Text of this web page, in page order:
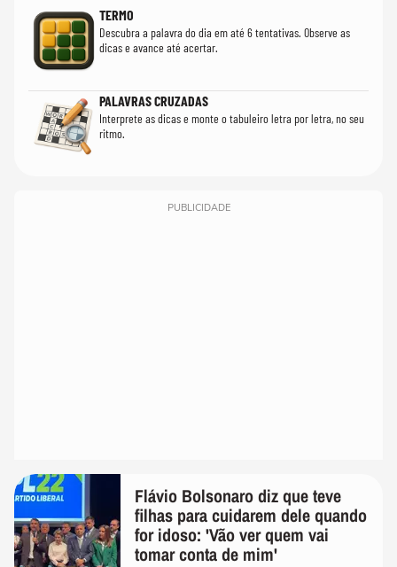
TERMO
Descubra a palavra do dia em até 6 tentativas. Observe as
dicas e avance até acertar.
PALAVRAS CRUZADAS
Interprete as dicas e monte o tabuleiro letra por letra, no seu
ritmo.
PUBLICIDADE
Flávio Bolsonaro diz que teve
filhas para cuidarem dele quando
for idoso: 'Vão ver quem vai
tomar conta de mim'